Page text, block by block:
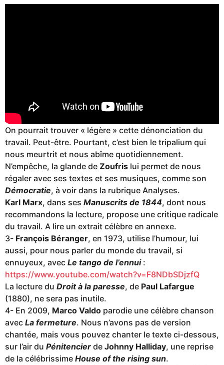
On pourrait trouver « légère » cette dénonciation du
travail. Peut-être. Pourtant, c’est bien le tripalium qui
nous meurtrit et nous abîme quotidiennement.
N’empêche, la glande de Zoufris lui permet de nous
régaler avec ses textes et ses musiques, comme son
Démocratie, à voir dans la rubrique Analyses.
Karl Marx, dans ses Manuscrits de 1844, dont nous
recommandons la lecture, propose une critique radicale
du travail. A lire un extrait célèbre en annexe.
3- François Béranger, en 1973, utilise l’humour, lui
aussi, pour nous parler du monde du travail, si
ennuyeux, avec Le tango de l’ennui:
https://www.youtube.com/watch?v=F8NDbSDjzfQ
La lecture du Droit à la paresse, de Paul Lafargue
(1880), ne sera pas inutile.
4- En 2009, Marco Valdo parodie une célèbre chanson
avec La fermeture. Nous n’avons pas de version
chantée, mais vous pouvez chanter le texte ci-dessous,
sur l’air du Pénitencier de Johnny Halliday, une reprise
de la célébrissime House of the rising sun.